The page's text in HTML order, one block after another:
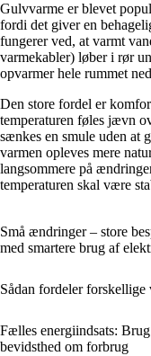
Gulvvarme er blevet
fordi det giver en
fungerer ved, at varmt
varmekabler) løber i rør
opvarmer hele rummet
Den store fordel er
temperaturen føles jævn
sænkes en smule uden at
varmen opleves mere
langsommere på
temperaturen skal være
Små ændringer – store
med smartere brug af
Sådan fordeler
Fælles energiindsats:
bevidsthed om forbrug